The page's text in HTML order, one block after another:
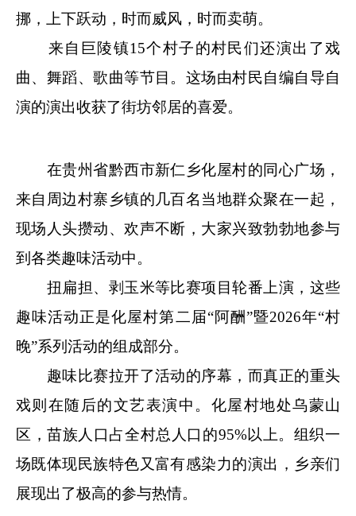
挪，上下跃动，时而威风，时而卖萌。
来自巨陵镇15个村子的村民们还演出了戏
曲、舞蹈、歌曲等节目。这场由村民自编自导自
演的演出收获了街坊邻居的喜爱。
在贵州省黔西市新仁乡化屋村的同心广场，
来自周边村寨乡镇的几百名当地群众聚在一起，
现场人头攒动、欢声不断，大家兴致勃勃地参与
到各类趣味活动中。
扭扁担、剥玉米等比赛项目轮番上演，这些
趣味活动正是化屋村第二届“阿酬”暨2026年“村
晚”系列活动的组成部分。
趣味比赛拉开了活动的序幕，而真正的重头
戏则在随后的文艺表演中。化屋村地处乌蒙山
区，苗族人口占全村总人口的95%以上。组织一
场既体现民族特色又富有感染力的演出，乡亲们
展现出了极高的参与热情。